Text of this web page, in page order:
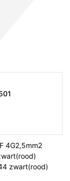
4G2,5mm2
zwart(rood)